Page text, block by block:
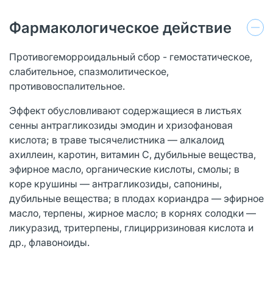
Фармакологическое действие
Противогеморроидальный сбор - гемостатическое,
слабительное, спазмолитическое,
противовоспалительное.
Эффект обусловливают содержащиеся в листьях
сенны антрагликозиды эмодин и хризофановая
кислота; в траве тысячелистника — алкалоид
ахиллеин, каротин, витамин C, дубильные вещества,
эфирное масло, органические кислоты, смолы; в
коре крушины — антрагликозиды, сапонины,
дубильные вещества; в плодах кориандра — эфирное
масло, терпены, жирное масло; в корнях солодки —
ликуразид, тритерпены, глицирризиновая кислота и
др., флавоноиды.